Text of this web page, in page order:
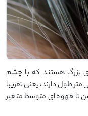
‌ای بزرگ هستند که با چشم
می ‌شوند؛ معمولا بین ۲ تا ۴ میلی ‌متر طول دارند، یعنی تقریبا
تا قهوه ‌ای متوسط متغیر